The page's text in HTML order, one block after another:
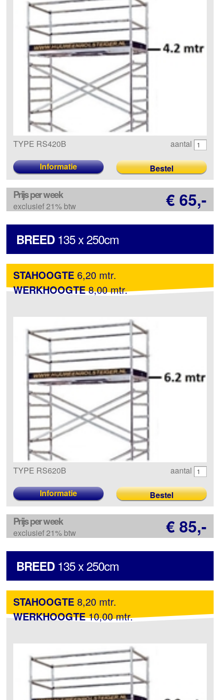
TYPE RS420B aantal
Informatie
Prijs per week
exclusief 21% btw € 65,-
BREED135 x 250cm
STAHOOGTE6,20 mtr.
WERKHOOGTE8,00 mtr.
TYPE RS620B aantal
Informatie
Prijs per week
exclusief 21% btw € 85,-
BREED135 x 250cm
STAHOOGTE8,20 mtr.
WERKHOOGTE10,00 mtr.